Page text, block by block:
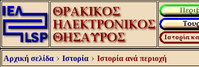
Αρχική σελίδα
Ιστορία Ιστορία ανά περιοχή